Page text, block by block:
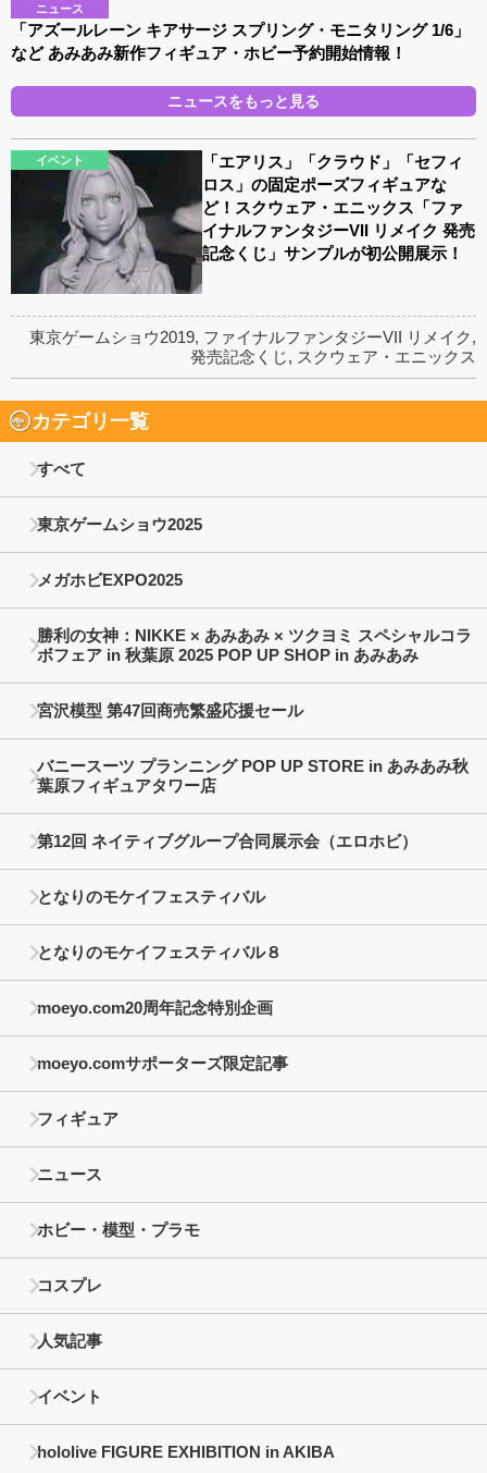
ニュース
「アズールレーン キアサージ スプリング・モニタリング 1/6」
など あみあみ新作フィギュア・ホビー予約開始情報！
ニュースをもっと見る
イベント
「エアリス」「クラウド」「セフィ
ロス」の固定ポーズフィギュアな
ど！スクウェア・エニックス「ファ
イナルファンタジーVII リメイク 発売
記念くじ」サンプルが初公開展示！
東京ゲームショウ2019, ファイナルファンタジーVII リメイク,
発売記念くじ, スクウェア・エニックス
カテゴリ一覧
すべて
東京ゲームショウ2025
メガホビEXPO2025
勝利の女神：NIKKE × あみあみ × ツクヨミ スペシャルコラ
ボフェア in 秋葉原 2025 POP UP SHOP in あみあみ
宮沢模型 第47回商売繁盛応援セール
バニースーツ プランニング POP UP STORE in あみあみ秋
葉原フィギュアタワー店
第12回 ネイティブグループ合同展示会（エロホビ）
となりのモケイフェスティバル
となりのモケイフェスティバル８
moeyo.com20周年記念特別企画
moeyo.comサポーターズ限定記事
フィギュア
ニュース
ホビー・模型・プラモ
コスプレ
人気記事
イベント
hololive FIGURE EXHIBITION in AKIBA